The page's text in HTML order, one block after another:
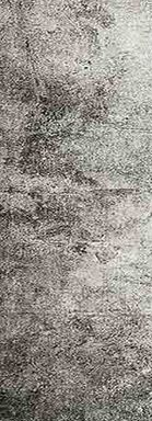
_MG_9036